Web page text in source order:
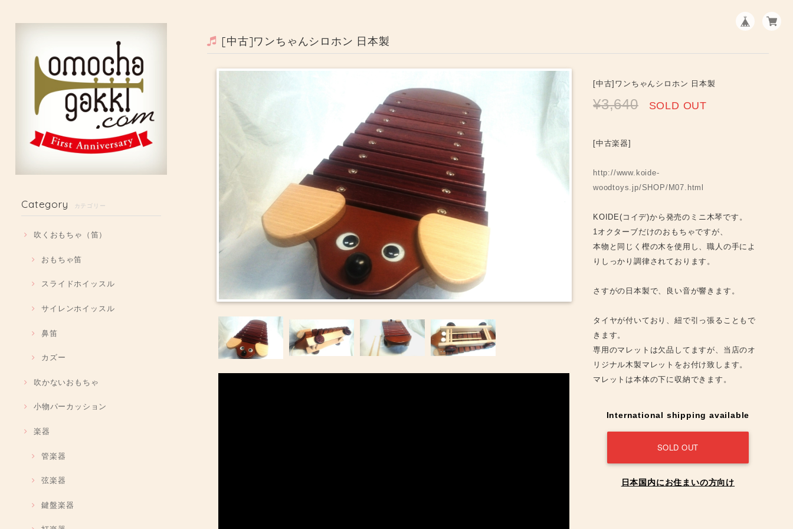
Category カテゴリー
吹くおもちゃ（笛）
おもちゃ笛
スライドホイッスル
サイレンホイッスル
鼻笛
カズー
吹かないおもちゃ
小物パーカッション
楽器
管楽器
弦楽器
鍵盤楽器
[中古]ワンちゃんシロホン 日本製
[中古]ワンちゃんシロホン 日本製
¥3,640 SOLD OUT
[中古楽器]
http://www.koide-
woodtoys.jp/SHOP/M07.html
KOIDE(コイデ)から発売のミニ木琴です。
1オクターブだけのおもちゃですが、
本物と同じく樫の木を使用し、職人の手によ
りしっかり調律されております。
さすがの日本製で、良い音が響きます。
タイヤが付いており、紐で引っ張ることもで
きます。
専用のマレットは欠品してますが、当店のオ
リジナル木製マレットをお付け致します。
マレットは本体の下に収納できます。
International shipping available
SOLD OUT
日本国内にお住まいの方向け